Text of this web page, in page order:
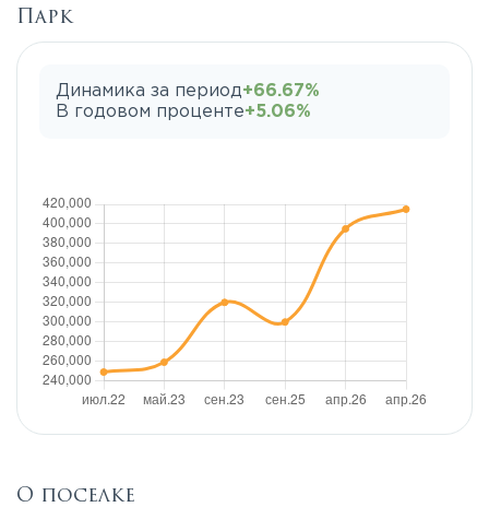
Парк
Динамика за период+66.67%
В годовом проценте+5.06%
О поселке